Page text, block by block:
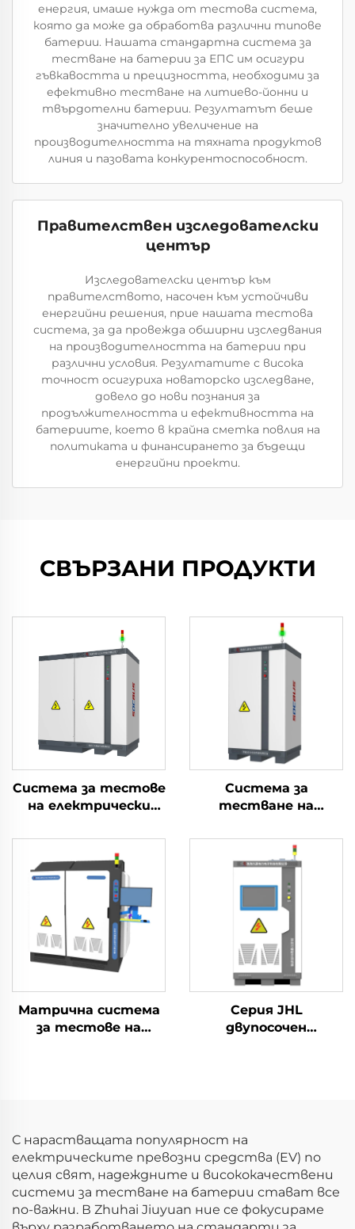
енергия, имаше нужда от тестова система,
която да може да обработва различни типове
батерии. Нашата стандартна система за
тестване на батерии за ЕПС им осигури
гъвкавостта и прецизността, необходими за
ефективно тестване на литиево-йонни и
твърдотелни батерии. Резултатът беше
значително увеличение на
производителността на тяхната продуктов
линия и пазовата конкурентоспособност.
Правителствен изследователски
център
Изследователски център към
правителството, насочен към устойчиви
енергийни решения, прие нашата тестова
система, за да провежда обширни изследвания
на производителността на батерии при
различни условия. Резултатите с висока
точност осигуриха новаторско изследване,
довело до нови познания за
продължителността и ефективността на
батериите, което в крайна сметка повлия на
политиката и финансирането за бъдещи
енергийни проекти.
СВЪРЗАНИ ПРОДУКТИ
Система за тестове
на електрически
литиеви батерии
(750V)
Система за
тестване на
характеристики на
литиеви батерии
Матрична система
за тестове на
Серия JHL
двупосочен
С нарастващата популярност на
електрическите превозни средства (EV) по
целия свят, надеждните и висококачествени
системи за тестване на батерии стават все
по-важни. В Zhuhai Jiuyuan ние се фокусираме